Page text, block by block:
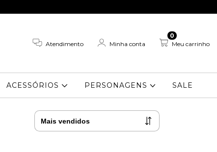
Atendimento Minha conta Meu carrinho
0
ACESSÓRIOS PERSONAGENS SALE